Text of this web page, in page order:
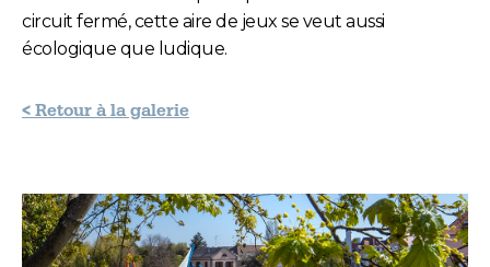
circuit fermé, cette aire de jeux se veut aussi
écologique que ludique.
< Retour à la galerie